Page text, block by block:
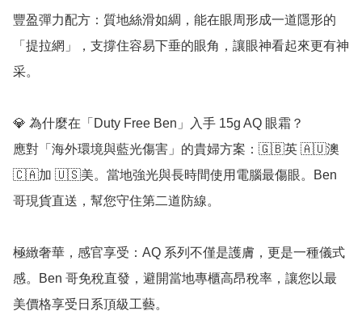
豐盈彈力配方：質地絲滑如綢，能在眼周形成一道隱形的
「提拉網」，支撐住容易下垂的眼角，讓眼神看起來更有神
采。
💎 為什麼在「Duty Free Ben」入手 15g AQ 眼霜？
應對「海外環境與藍光傷害」的貴婦方案：🇬🇧英 🇦🇺澳
🇨🇦加 🇺🇸美。當地強光與長時間使用電腦最傷眼。Ben
哥現貨直送，幫您守住第二道防線。
極緻奢華，感官享受：AQ 系列不僅是護膚，更是一種儀式
感。Ben 哥免稅直發，避開當地專櫃高昂稅率，讓您以最
美價格享受日系頂級工藝。